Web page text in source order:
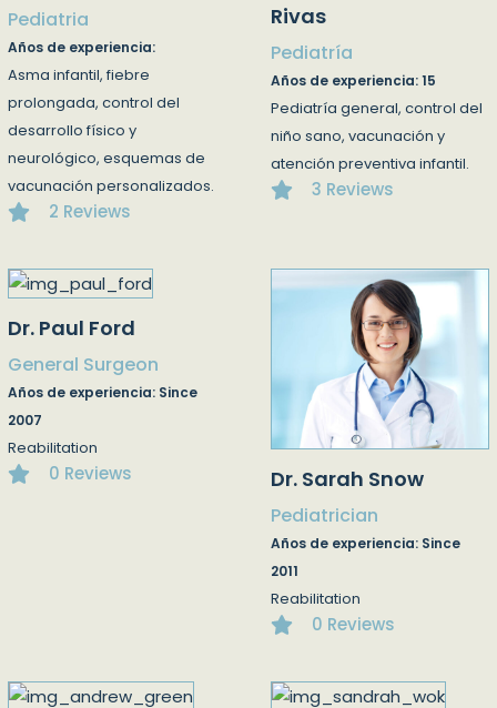
Pediatria
Años de experiencia:
Asma infantil, fiebre
prolongada, control del
desarrollo físico y
neurológico, esquemas de
vacunación personalizados.
2 Reviews
Rivas
Pediatría
Años de experiencia: 15
Pediatría general, control del
niño sano, vacunación y
atención preventiva infantil.
3 Reviews
Dr. Paul Ford
General Surgeon
Años de experiencia: Since
2007
Reabilitation
0 Reviews Dr. Sarah Snow
Pediatrician
Años de experiencia: Since
2011
Reabilitation
0 Reviews